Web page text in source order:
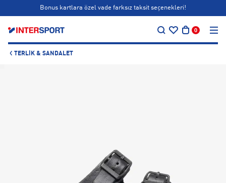
Bonus kartlara özel vade farksız taksit seçenekleri!
0
TERLIK & SANDALET